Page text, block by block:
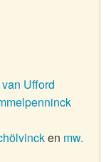
Ufford
en mw.